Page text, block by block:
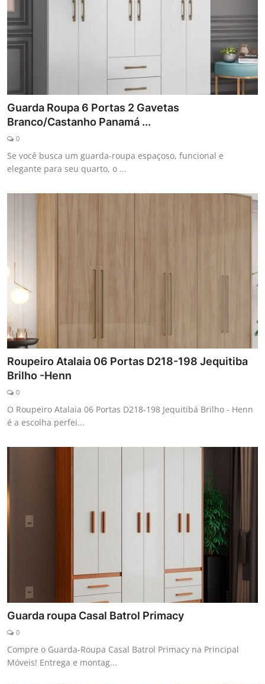
Guarda Roupa 6 Portas 2 Gavetas
Branco/Castanho Panamá ...
0
Se você busca um guarda-roupa espaçoso, funcional e
elegante para seu quarto, o ...
Roupeiro Atalaia 06 Portas D218-198 Jequitiba
Brilho -Henn
0
O Roupeiro Atalaia 06 Portas D218-198 Jequitibá Brilho - Henn
é a escolha perfei...
Guarda roupa Casal Batrol Primacy
0
Compre o Guarda-Roupa Casal Batrol Primacy na Principal
Móveis! Entrega e montag...